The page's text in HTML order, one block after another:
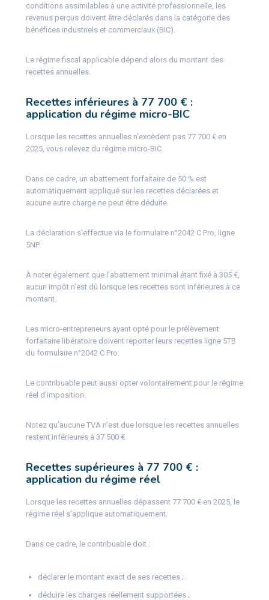
conditions assimilables à une activité professionnelle, les
revenus perçus doivent être déclarés dans la catégorie des
bénéfices industriels et commerciaux (BIC).
Le régime fiscal applicable dépend alors du montant des
recettes annuelles.
Recettes inférieures à 77 700 € :
application du régime micro-BIC
Lorsque les recettes annuelles n’excèdent pas 77 700 € en
2025, vous relevez du régime micro-BIC.
Dans ce cadre, un abattement forfaitaire de 50 % est
automatiquement appliqué sur les recettes déclarées et
aucune autre charge ne peut être déduite.
La déclaration s’effectue via le formulaire n°2042 C Pro, ligne
5NP.
À noter également que l’abattement minimal étant fixé à 305 €,
aucun impôt n’est dû lorsque les recettes sont inférieures à ce
montant.
Les micro-entrepreneurs ayant opté pour le prélèvement
forfaitaire libératoire doivent reporter leurs recettes ligne 5TB
du formulaire n°2042 C Pro.
Le contribuable peut aussi opter volontairement pour le régime
réel d’imposition.
Notez qu’aucune TVA n’est due lorsque les recettes annuelles
restent inférieures à 37 500 €.
Recettes supérieures à 77 700 € :
application du régime réel
Lorsque les recettes annuelles dépassent 77 700 € en 2025, le
régime réel s’applique automatiquement.
Dans ce cadre, le contribuable doit :
déclarer le montant exact de ses recettes ;
déduire les charges réellement supportées ;